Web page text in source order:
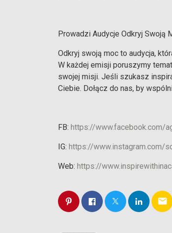
Prowadzi Audycje Odkryj Swoją
Odkryj swoją moc to audycja,
W każdej emisji poruszymy
swojej misji. Jeśli szukasz
Ciebie. Dołącz do nas, by
FB: https://www.facebook.com/
IG: https://www.instagram.com/
Web: https://
email